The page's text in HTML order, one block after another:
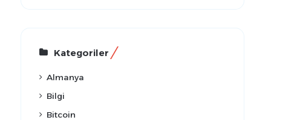
Kategoriler
Almanya
Bilgi
Bitcoin